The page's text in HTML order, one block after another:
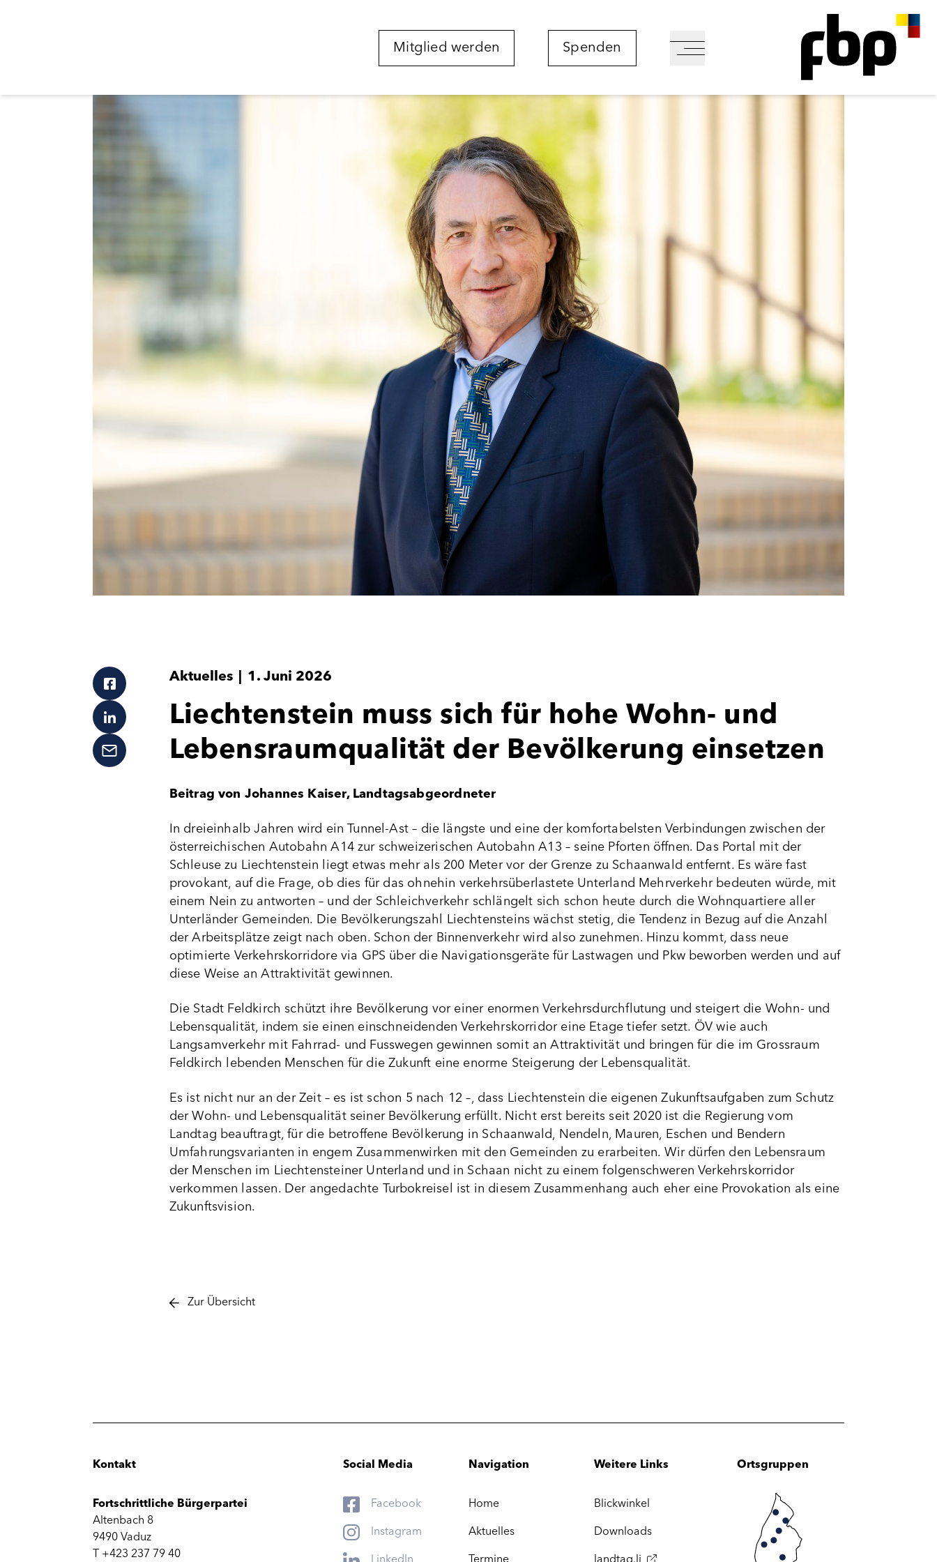
Mitglied werden Spenden
Aktuelles 1. Juni 2026
Liechtenstein muss sich für hohe Wohn- und
Lebensraumqualität der Bevölkerung einsetzen
Beitrag von Johannes Kaiser, Landtagsabgeordneter
In dreieinhalb Jahren wird ein Tunnel-Ast – die längste und eine der komfortabelsten Verbindungen zwischen der
österreichischen Autobahn A14 zur schweizerischen Autobahn A13 – seine Pforten öffnen. Das Portal mit der
Schleuse zu Liechtenstein liegt etwas mehr als 200 Meter vor der Grenze zu Schaanwald entfernt. Es wäre fast
provokant, auf die Frage, ob dies für das ohnehin verkehrsüberlastete Unterland Mehrverkehr bedeuten würde, mit
einem Nein zu antworten – und der Schleichverkehr schlängelt sich schon heute durch die Wohnquartiere aller
Unterländer Gemeinden. Die Bevölkerungszahl Liechtensteins wächst stetig, die Tendenz in Bezug auf die Anzahl
der Arbeitsplätze zeigt nach oben. Schon der Binnenverkehr wird also zunehmen. Hinzu kommt, dass neue
optimierte Verkehrskorridore via GPS über die Navigationsgeräte für Lastwagen und Pkw beworben werden und auf
diese Weise an Attraktivität gewinnen.
Die Stadt Feldkirch schützt ihre Bevölkerung vor einer enormen Verkehrsdurchflutung und steigert die Wohn- und
Lebensqualität, indem sie einen einschneidenden Verkehrskorridor eine Etage tiefer setzt. ÖV wie auch
Langsamverkehr mit Fahrrad- und Fusswegen gewinnen somit an Attraktivität und bringen für die im Grossraum
Feldkirch lebenden Menschen für die Zukunft eine enorme Steigerung der Lebensqualität.
Es ist nicht nur an der Zeit – es ist schon 5 nach 12 –, dass Liechtenstein die eigenen Zukunftsaufgaben zum Schutz
der Wohn- und Lebensqualität seiner Bevölkerung erfüllt. Nicht erst bereits seit 2020 ist die Regierung vom
Landtag beauftragt, für die betroffene Bevölkerung in Schaanwald, Nendeln, Mauren, Eschen und Bendern
Umfahrungsvarianten in engem Zusammenwirken mit den Gemeinden zu erarbeiten. Wir dürfen den Lebensraum
der Menschen im Liechtensteiner Unterland und in Schaan nicht zu einem folgenschweren Verkehrskorridor
verkommen lassen. Der angedachte Turbokreisel ist in diesem Zusammenhang auch eher eine Provokation als eine
Zukunftsvision.
Zur Übersicht
Kontakt
Fortschrittliche Bürgerpartei
Altenbach 8
9490 Vaduz
T +423 237 79 40
Social Media
Facebook
Instagram
Navigation
Home
Aktuelles
Weitere Links
Blickwinkel
Downloads
Ortsgruppen